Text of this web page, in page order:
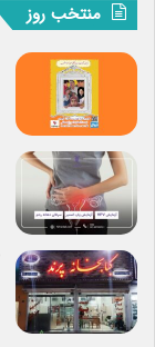
منتخب روز